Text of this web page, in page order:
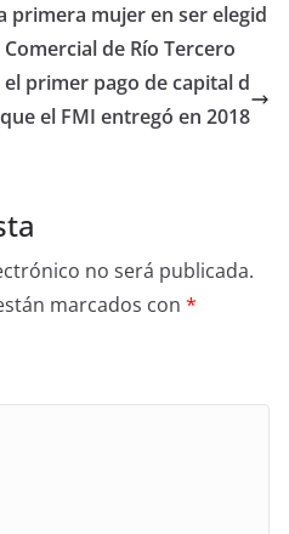
primera mujer en ser elegid
de Río Tercero
primer pago de capital d
el FMI entregó en 2018
no será publicada.
marcados con *